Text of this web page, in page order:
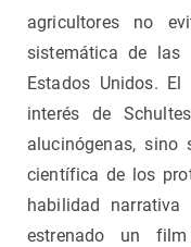
agricultores no
sistemática de las
Estados Unidos.
interés de
alucinógenas,
científica de los
habilidad narrativa
estrenado un